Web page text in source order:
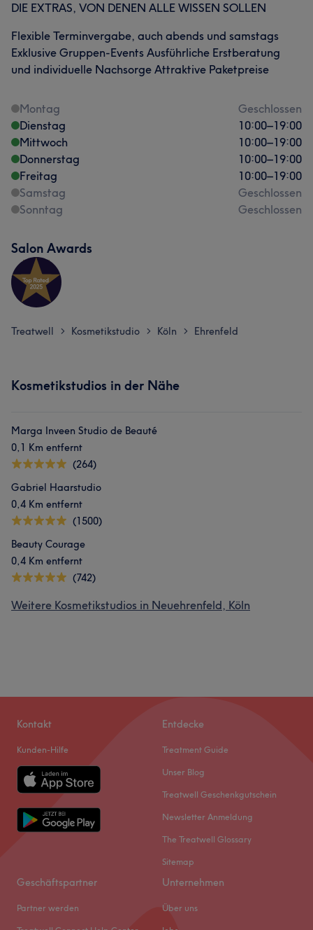
DIE EXTRAS, VON DENEN ALLE WISSEN SOLLEN
Flexible Terminvergabe, auch abends und samstags
Exklusive Gruppen-Events Ausführliche Erstberatung
und individuelle Nachsorge Attraktive Paketpreise
Montag
Geschlossen
Dienstag
10:00–19:00
Mittwoch
10:00–19:00
Donnerstag
10:00–19:00
Freitag
10:00–19:00
Samstag
Geschlossen
Sonntag
Geschlossen
Salon Awards
Treatwell > Kosmetikstudio > Köln > Ehrenfeld
Kosmetikstudios in der Nähe
Marga Inveen Studio de Beauté
0,1 Km entfernt
(264)
Gabriel Haarstudio
0,4 Km entfernt
(1500)
Beauty Courage
0,4 Km entfernt
(742)
Weitere Kosmetikstudios in Neuehrenfeld, Köln
Kontakt
Kunden-Hilfe
Entdecke
Treatment Guide
Unser Blog
Treatwell Geschenkgutschein
Newsletter Anmeldung
The Treatwell Glossary
Sitemap
Geschäftspartner
Partner werden
Unternehmen
Über uns